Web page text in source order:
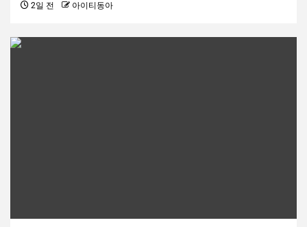
2일 전 아이티동아